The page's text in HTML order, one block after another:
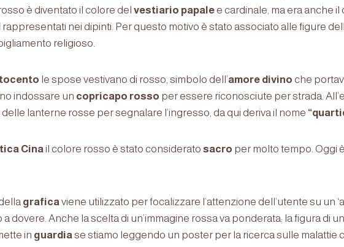
è diventato il colore del vestiario papalee cardinale, ma era anche il
nei dipinti. Per questo motivo è stato associato alle figure
religioso.
le spose vestivano di rosso, simbolo dell’amore divino che
indossare un copricapo rosso per essere riconosciute per strada.
lanterne rosse per segnalare l’ingresso, da qui deriva il nome
Cinail colore rosso è stato considerato sacro per molto tempo. Oggi
graficaviene utilizzato per focalizzare l’attenzione dell’utente su un
dovere. Anche la scelta di un’immagine rossa va ponderata: la figura di un
in guardiase stiamo leggendo un poster per la ricerca sulle malattie